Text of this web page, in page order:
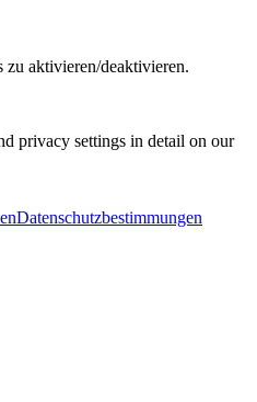
aktivieren/deaktivieren.
privacy settings in detail on our
Datenschutzbestimmungen